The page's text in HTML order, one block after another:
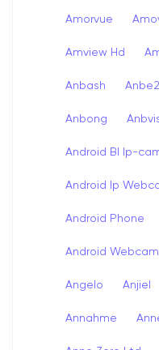
Amorvue
Amview Hd
Anbash Anbe2
Anbong
Android Bl Ip-
Android Ip
Android Phone
Android Webcam
Angelo Anjiel
Annahme